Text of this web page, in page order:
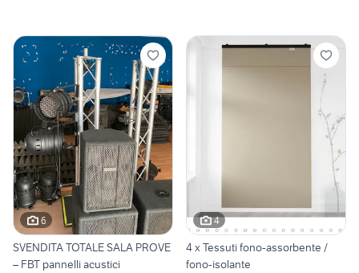
6
SVENDITA TOTALE SALA PROVE
– FBT pannelli acustici
4
4 x Tessuti fono-assorbente /
fono-isolante